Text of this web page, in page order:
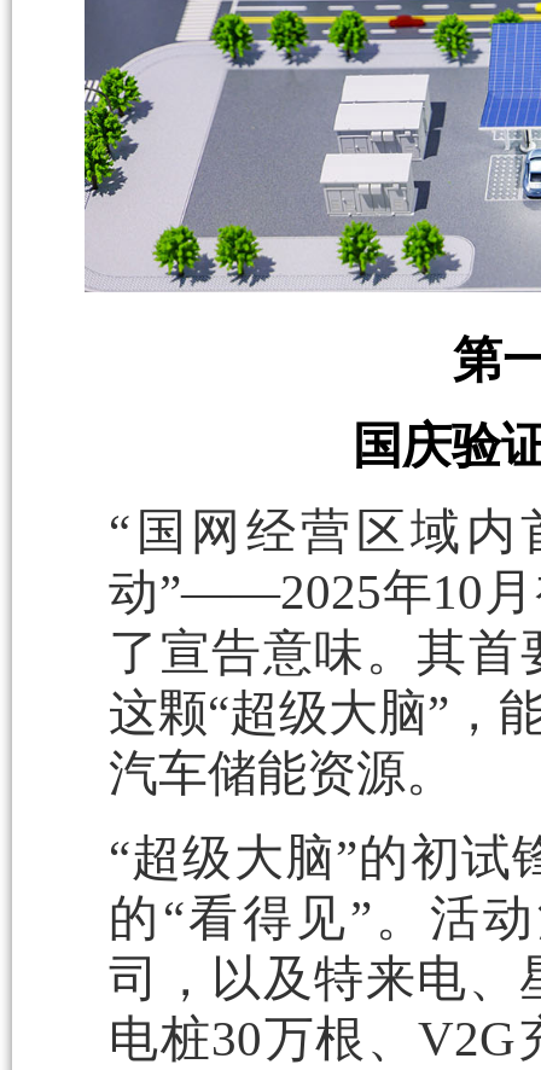
第
国庆验
“国网经营区域
动”——2025年10月
了宣告意味。其
这颗“超级大脑”，
汽车储能资源。
“超级大脑”的初试
的“看得见”。活
司，以及特来电、
电桩30万根、V2G